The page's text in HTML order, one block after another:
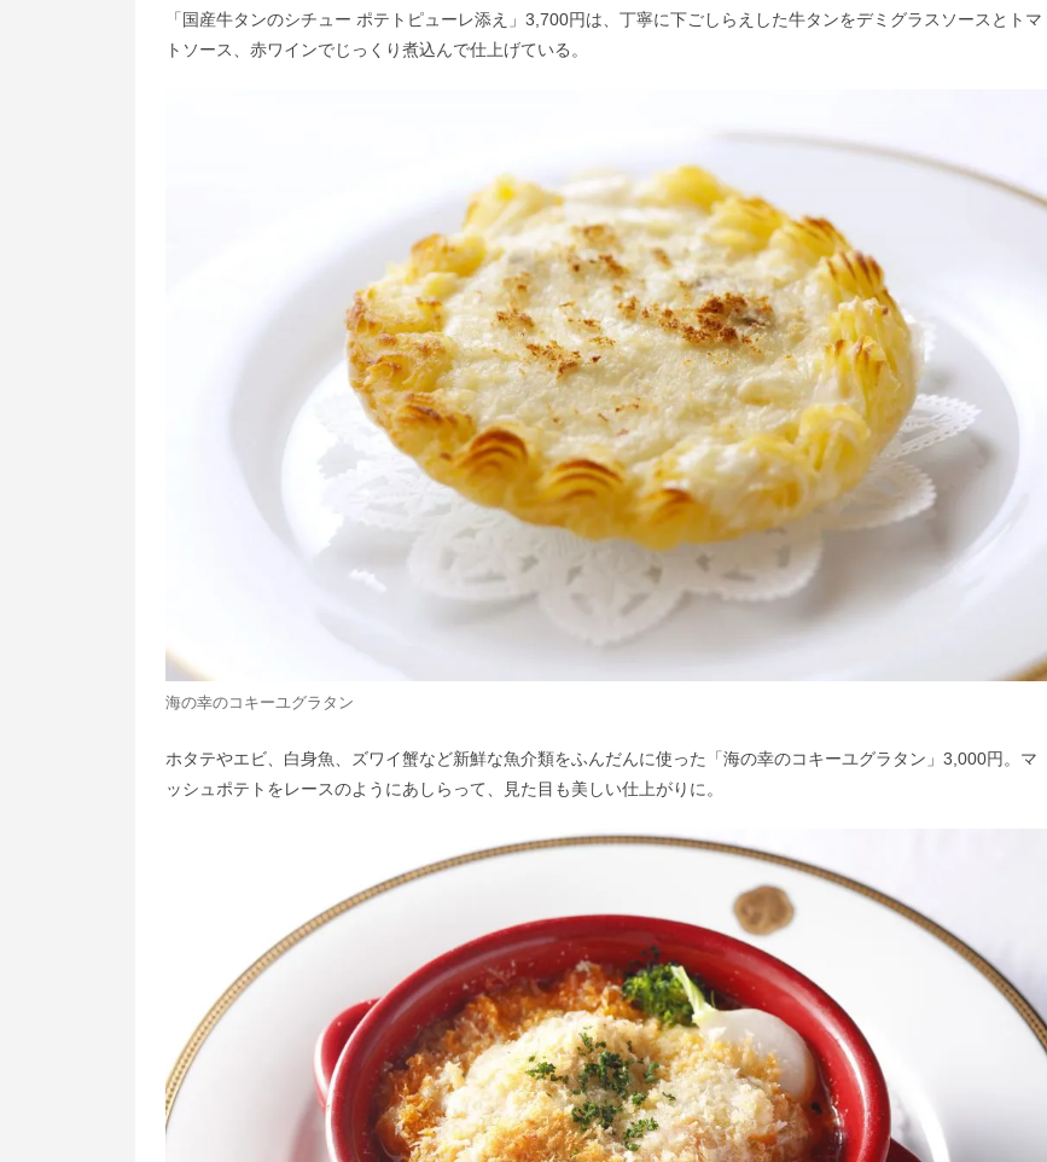
「国産牛タンのシチュー ポテトピューレ添え」3,700円は、丁寧に下ごしらえした牛タンをデミグラスソースとトマ
トソース、赤ワインでじっくり煮込んで仕上げている。
海の幸のコキーユグラタン
ホタテやエビ、白身魚、ズワイ蟹など新鮮な魚介類をふんだんに使った「海の幸のコキーユグラタン」3,000円。マ
ッシュポテトをレースのようにあしらって、見た目も美しい仕上がりに。